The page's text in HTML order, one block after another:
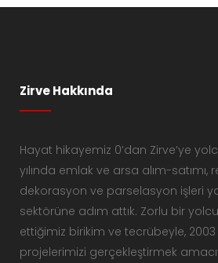
Zirve Hakkında
Hayat hikayemiz 0’dan Zirve’ye
yılında emlak ve arsa alım-satımı,
dekorasyon ve parselasyon işleri
sektörüne adım attık. Zorlu bir
ettiğimiz birikim ve tecrübeyle, 2003
projelerimizi gerçekleştirmek